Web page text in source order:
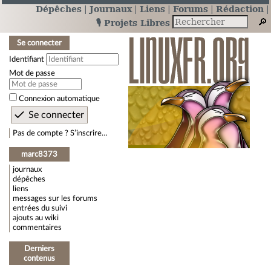
Dépêches Journaux Liens Forums
Rédaction
🎙️ Projets Libres
Se connecter
Identifiant
Mot de passe
Connexion automatique
Pas de compte ? S’inscrire…
marc8373
journaux
dépêches
liens
messages sur les forums
entrées du suivi
ajouts au wiki
commentaires
Derniers
contenus